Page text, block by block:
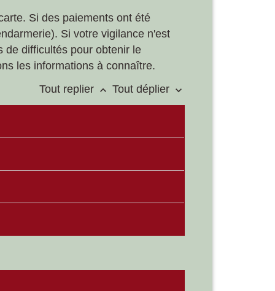
Si des paiements ont été
Si votre vigilance n'est
de difficultés pour obtenir le
les informations à connaître.
Tout replier keyboard_arrow_up Tout déplier keyboard_arrow_down